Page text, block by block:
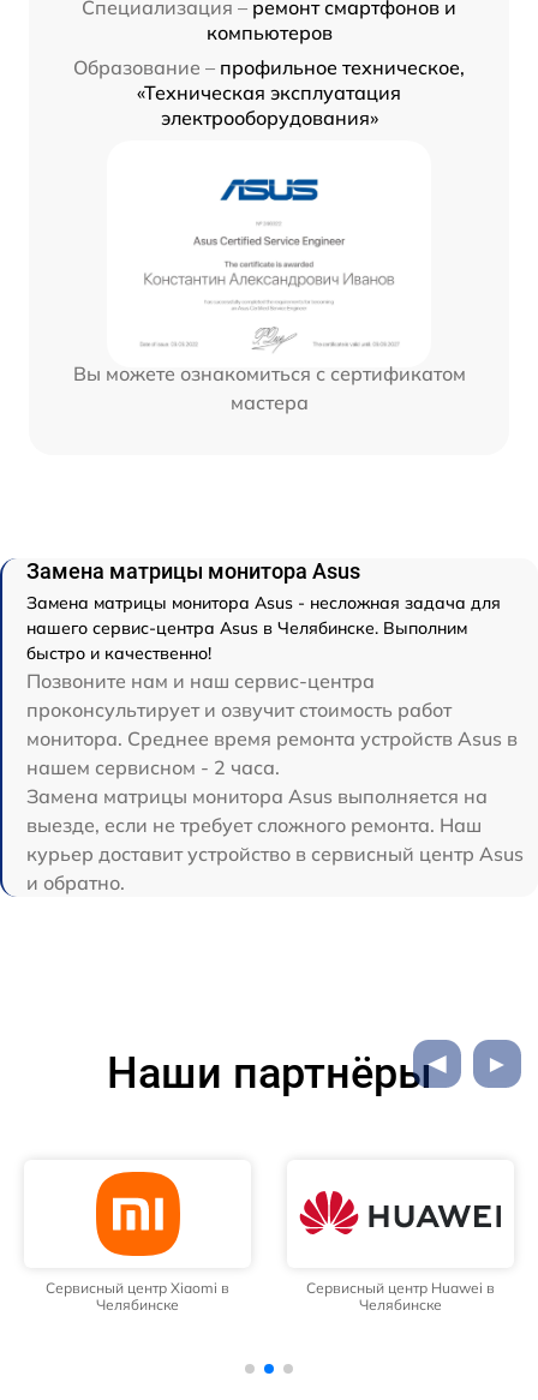
Специализация – ремонт смартфонов и
компьютеров
Образование – профильное техническое,
«Техническая эксплуатация
электрооборудования»
Вы можете ознакомиться с сертификатом
мастера
Замена матрицы монитора Asus
Замена матрицы монитора Asus - несложная задача для
нашего сервис-центра Asus в Челябинске. Выполним
быстро и качественно!
Позвоните нам и наш сервис-центра
проконсультирует и озвучит стоимость работ
монитора. Среднее время ремонта устройств Asus в
нашем сервисном - 2 часа.
Замена матрицы монитора Asus выполняется на
выезде, если не требует сложного ремонта. Наш
курьер доставит устройство в сервисный центр Asus
и обратно.
Наши партнёры
Сервисный центр Xiaomi в
Челябинске
Сервисный центр Huawei в
Челябинске